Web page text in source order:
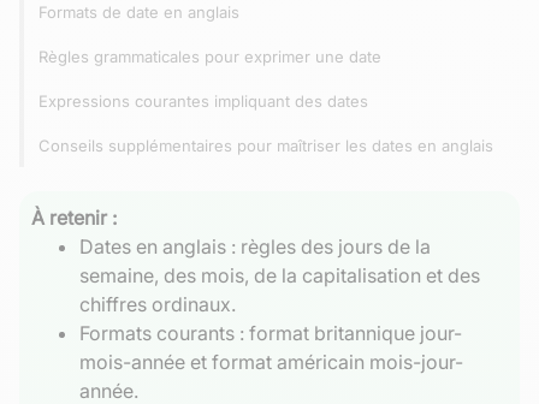
Formats de date en anglais
Règles grammaticales pour exprimer une date
Expressions courantes impliquant des dates
Conseils supplémentaires pour maîtriser les dates en anglais
À retenir :
Dates en anglais : règles des jours de la
semaine, des mois, de la capitalisation et des
chiffres ordinaux.
Formats courants : format britannique jour-
mois-année et format américain mois-jour-
année.